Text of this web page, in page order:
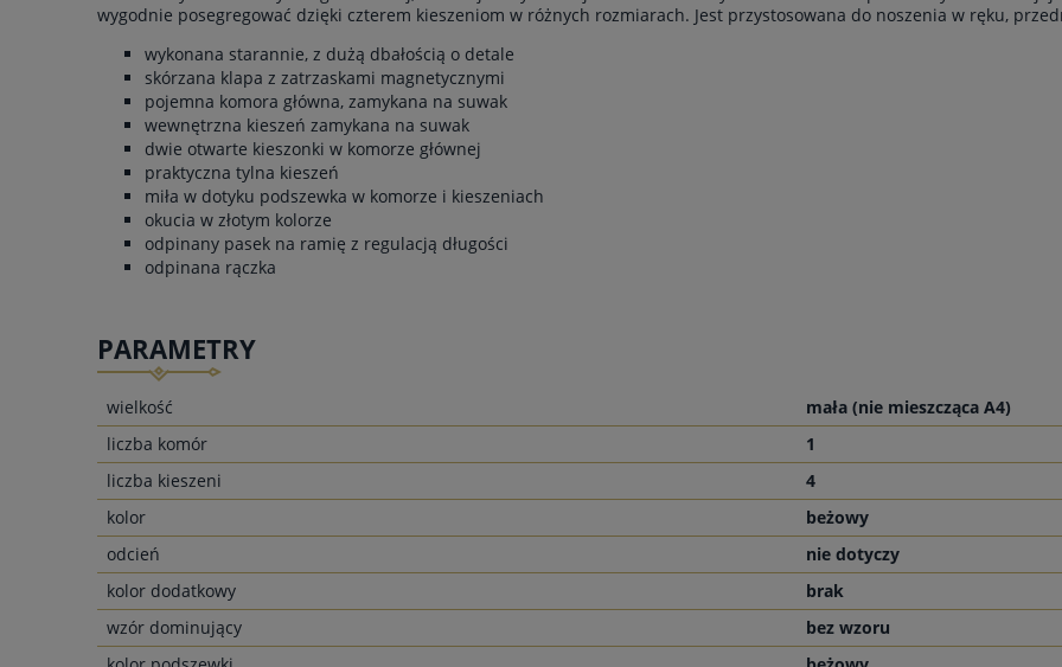
wygodnie posegregować dzięki czterem kieszeniom w różnych rozmiarach. Jest przystosowana do noszenia w ręku,
wykonana starannie, z dużą dbałością o detale
skórzana klapa z zatrzaskami magnetycznymi
pojemna komora główna, zamykana na suwak
wewnętrzna kieszeń zamykana na suwak
dwie otwarte kieszonki w komorze głównej
praktyczna tylna kieszeń
miła w dotyku podszewka w komorze i kieszeniach
okucia w złotym kolorze
odpinany pasek na ramię z regulacją długości
odpinana rączka
PARAMETRY
wielkość
mała (nie mieszcząca A4)
liczba komór
1
liczba kieszeni
4
kolor
beżowy
odcień
nie dotyczy
kolor dodatkowy
brak
wzór dominujący
bez wzoru